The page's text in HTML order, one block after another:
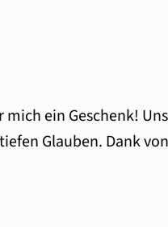
ein Geschenk!
Glauben. Dank